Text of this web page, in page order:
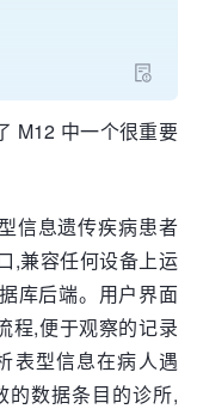
M12 中一个很重要
信息遗传疾病患者
,兼容任何设备上运
库后端。用户界面
程,便于观察的记录
表型信息在病人遇
的数据条目的诊所,